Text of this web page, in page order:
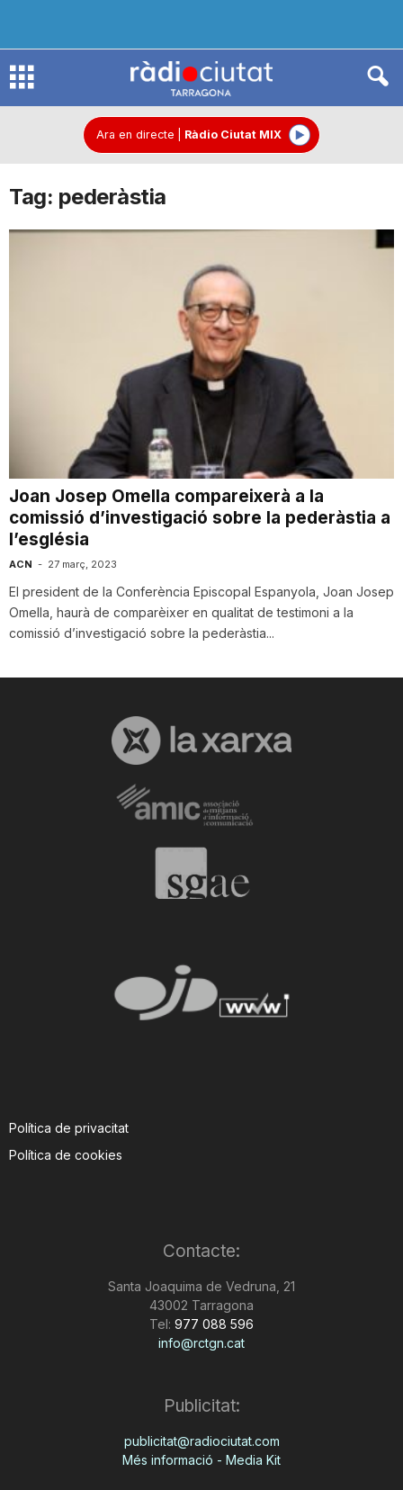
R
d
u
t
a
Ara en directe Ràdio Ciutat MIX
Tag: pederàstia
Joan Josep Omella compareixerà a la
comissió d’investigació sobre la pederàstia a
l’església
ACN - 27 març, 2023
El president de la Conferència Episcopal Espanyola, Joan Josep
Omella, haurà de comparèixer en qualitat de testimoni a la
comissió d’investigació sobre la pederàstia...
Política de privacitat
Política de cookies
Contacte:
Santa Joaquima de Vedruna, 21
43002 Tarragona
Tel: 977 088 596
info@rctgn.cat
Publicitat:
publicitat@radiociutat.com
Més informació - Media Kit